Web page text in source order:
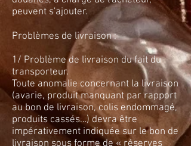
peuvent s'ajouter.
Problèmes de livraison :
1/ Problème de livraison du fait du
transporteur.
Toute anomalie concernant la livraison
(avarie, produit manquant par rapport
au bon de livraison, colis endommagé,
produits cassés…) devra être
impérativement indiquée sur le bon de
livraison sous forme de « réserves